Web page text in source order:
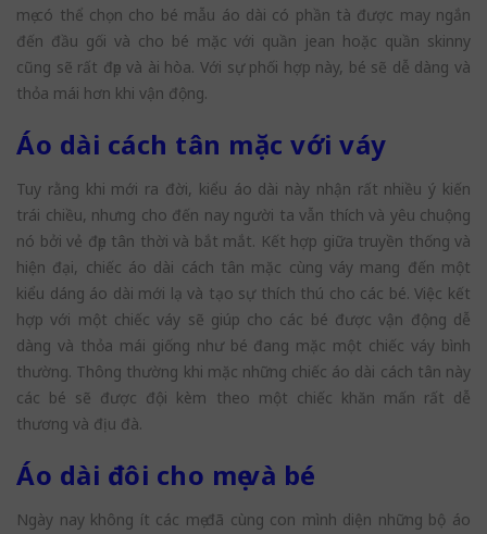
mẹ có thể chọn cho bé mẫu áo dài có phần tà được may ngắn
đến đầu gối và cho bé mặc với quần jean hoặc quần skinny
cũng sẽ rất đẹp và ài hòa. Với sự phối hợp này, bé sẽ dễ dàng và
thỏa mái hơn khi vận động.
Áo dài cách tân mặc với váy
Tuy rằng khi mới ra đời, kiểu áo dài này nhận rất nhiều ý kiến
trái chiều, nhưng cho đến nay người ta vẫn thích và yêu chuộng
nó bởi vẻ đẹp tân thời và bắt mắt. Kết hợp giữa truyền thống và
hiện đại, chiếc áo dài cách tân mặc cùng váy mang đến một
kiểu dáng áo dài mới lạ và tạo sự thích thú cho các bé. Việc kết
hợp với một chiếc váy sẽ giúp cho các bé được vận động dễ
dàng và thỏa mái giống như bé đang mặc một chiếc váy bình
thường. Thông thường khi mặc những chiếc áo dài cách tân này
các bé sẽ được đội kèm theo một chiếc khăn mấn rất dễ
thương và địu đà.
Áo dài đôi cho mẹ và bé
Ngày nay không ít các mẹ đã cùng con mình diện những bộ áo